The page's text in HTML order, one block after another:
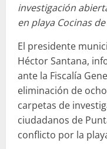
investigación
en playa Cocinas
El presidente
Héctor Santana,
ante la Fiscalía
eliminación de
carpetas de
ciudadanos de
conflicto por la